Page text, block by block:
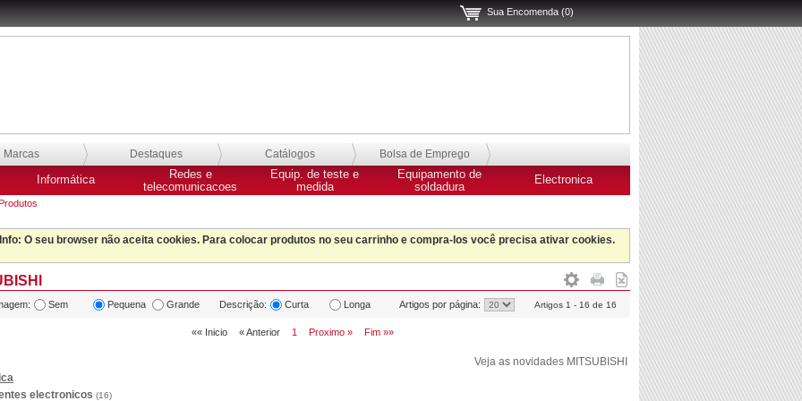
Sua Encomenda (0)
Marcas Destaques Catálogos Bolsa de Emprego
Informática
Redes e
telecomunicacoes
Equip. de teste e
medida
Equipamento de
soldadura
Electronica
Info: O seu browser não aceita cookies. Para colocar produtos no seu carrinho e compra-los você precisa ativar cookies.
Sem Pequena Grande Descrição: Curta Longa Artigos por página: Artigos 1 - 16 de 16
«« Inicio « Anterior 1 Proximo » Fim »»
Veja as novidades MITSUBISHI
electronicos (16)